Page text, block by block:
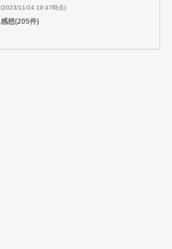
(2023/11/24 19:47時点)
感想(205件)